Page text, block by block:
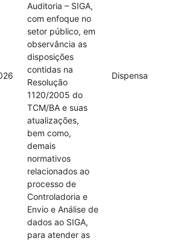
Auditoria – SIGA,
com enfoque no
setor público, em
observância as
disposições
contidas na
Resolução
1120/2005 do
TCM/BA e suas
atualizações,
bem como,
demais
normativos
relacionados ao
processo de
Controladoria e
Envio e Análise de
dados ao SIGA,
para atender as
Dispensa